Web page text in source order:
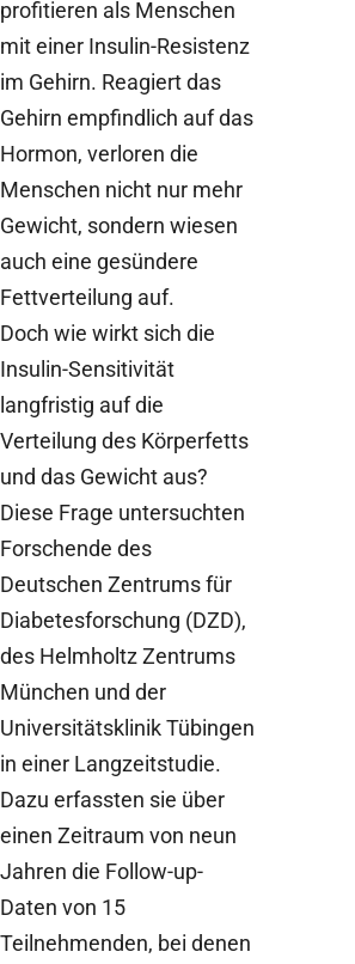
profitieren als Menschen
mit einer Insulin-Resistenz
im Gehirn. Reagiert das
Gehirn empfindlich auf das
Hormon, verloren die
Menschen nicht nur mehr
Gewicht, sondern wiesen
auch eine gesündere
Fettverteilung auf.
Doch wie wirkt sich die
Insulin-Sensitivität
langfristig auf die
Verteilung des Körperfetts
und das Gewicht aus?
Diese Frage untersuchten
Forschende des
Deutschen Zentrums für
Diabetesforschung (DZD),
des Helmholtz Zentrums
München und der
Universitätsklinik Tübingen
in einer Langzeitstudie.
Dazu erfassten sie über
einen Zeitraum von neun
Jahren die Follow-up-
Daten von 15
Teilnehmenden, bei denen